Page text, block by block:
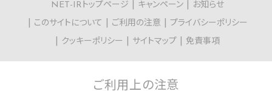
NET-IRトップページ キャンペーン
お知らせ
このサイトについて
ご利用の注意
プライバシーポリシー
クッキーポリシー
サイトマップ 免責事項
ご利用上の注意